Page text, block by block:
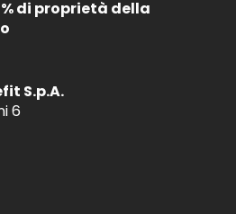
di proprietà della
S.p.A.
6